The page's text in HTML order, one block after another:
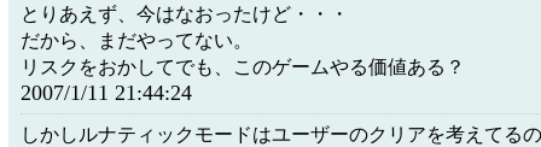
とりあえず、今はなおったけど・・・
だから、まだやってない。
リスクをおかしてでも、このゲームやる価値ある？
2007/1/11 21:44:24
しかしルナティックモードはユーザーのクリアを考えてる